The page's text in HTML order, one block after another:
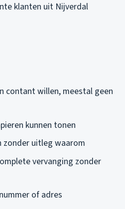
klanten uit Nijverdal
contant willen, meestal geen
kunnen tonen
zonder uitleg waarom
vervanging zonder
of adres